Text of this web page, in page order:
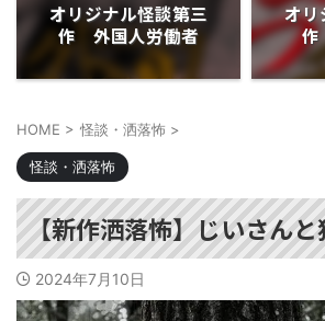
オリジナル怪談第三
作 外国人労働者
オリ
HOME > 怪談・洒落怖 >
怪談・洒落怖
【新作洒落怖】じいさんと
2024年7月10日